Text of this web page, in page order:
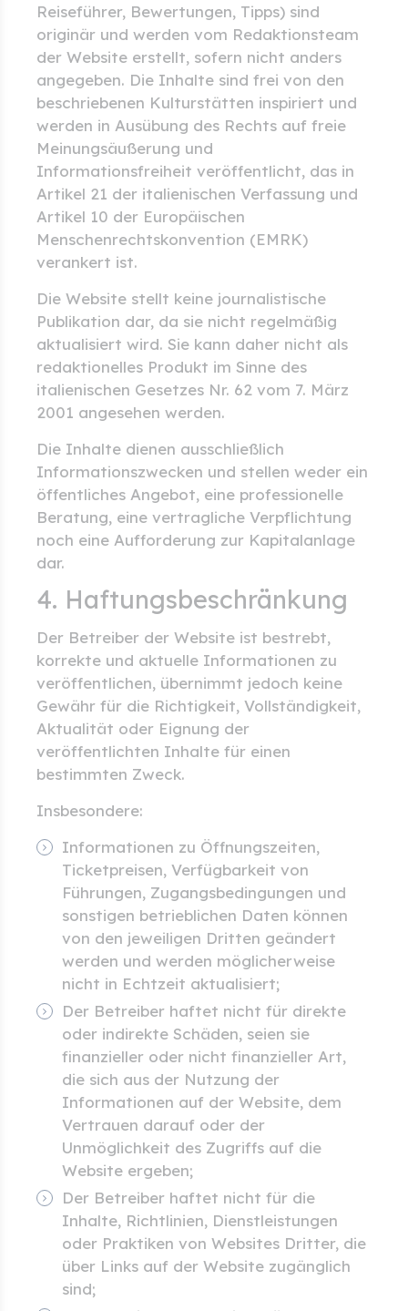
Reiseführer, Bewertungen, Tipps) sind
originär und werden vom Redaktionsteam
der Website erstellt, sofern nicht anders
angegeben. Die Inhalte sind frei von den
beschriebenen Kulturstätten inspiriert und
werden in Ausübung des Rechts auf freie
Meinungsäußerung und
Informationsfreiheit veröffentlicht, das in
Artikel 21 der italienischen Verfassung und
Artikel 10 der Europäischen
Menschenrechtskonvention (EMRK)
verankert ist.
Die Website stellt keine journalistische
Publikation dar, da sie nicht regelmäßig
aktualisiert wird. Sie kann daher nicht als
redaktionelles Produkt im Sinne des
italienischen Gesetzes Nr. 62 vom 7. März
2001 angesehen werden.
Die Inhalte dienen ausschließlich
Informationszwecken und stellen weder ein
öffentliches Angebot, eine professionelle
Beratung, eine vertragliche Verpflichtung
noch eine Aufforderung zur Kapitalanlage
dar.
4. Haftungsbeschränkung
Der Betreiber der Website ist bestrebt,
korrekte und aktuelle Informationen zu
veröffentlichen, übernimmt jedoch keine
Gewähr für die Richtigkeit, Vollständigkeit,
Aktualität oder Eignung der
veröffentlichten Inhalte für einen
bestimmten Zweck.
Insbesondere:
Informationen zu Öffnungszeiten,
Ticketpreisen, Verfügbarkeit von
Führungen, Zugangsbedingungen und
sonstigen betrieblichen Daten können
von den jeweiligen Dritten geändert
werden und werden möglicherweise
nicht in Echtzeit aktualisiert;
Der Betreiber haftet nicht für direkte
oder indirekte Schäden, seien sie
finanzieller oder nicht finanzieller Art,
die sich aus der Nutzung der
Informationen auf der Website, dem
Vertrauen darauf oder der
Unmöglichkeit des Zugriffs auf die
Website ergeben;
Der Betreiber haftet nicht für die
Inhalte, Richtlinien, Dienstleistungen
oder Praktiken von Websites Dritter, die
über Links auf der Website zugänglich
sind;